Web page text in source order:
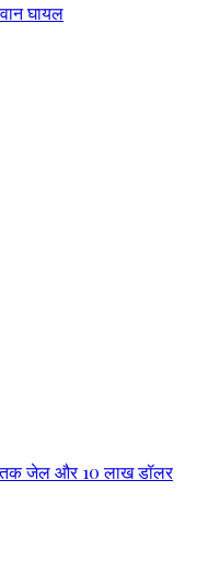
घायल
तक जेल और 10 लाख डॉलर